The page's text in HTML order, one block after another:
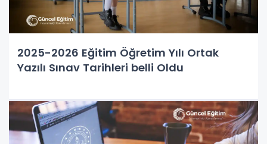
2025-2026 Eğitim Öğretim Yılı Ortak
Yazılı Sınav Tarihleri belli Oldu